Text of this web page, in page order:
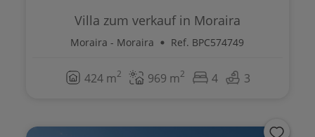
Villa zum verkauf in Moraira
Moraira - Moraira Ref. BPC574749
424 m2 969 m2 4 3